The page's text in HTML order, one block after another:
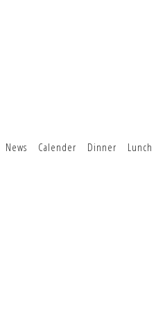
News Calender Dinner Lunch